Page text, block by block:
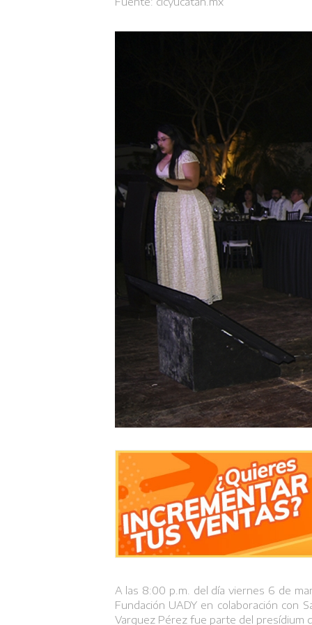
A las 8:00 p.m. del día viernes 6 de
Fundación UADY en colaboración con
Varguez Pérez fue parte del presídium